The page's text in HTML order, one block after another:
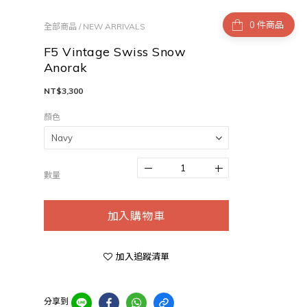
件商品
全部商品 / NEW ARRIVALS
F5 Vintage Swiss Snow
Anorak
NT$3,300
顏色
數量
加入購物車
加入追蹤清單
分享到